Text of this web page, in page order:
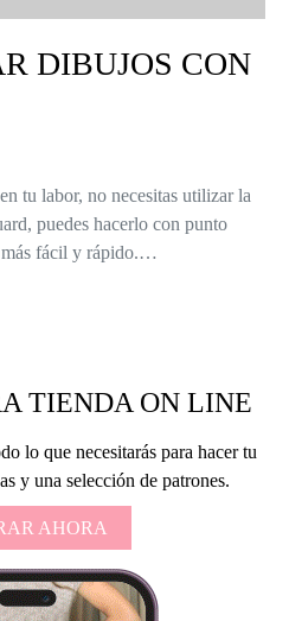
DIBUJOS CON
tu labor, no necesitas utilizar la
puedes hacerlo con punto
más fácil y rápido.…
TIENDA ON LINE
lo que necesitarás para hacer tu
y una selección de patrones.
AHORA